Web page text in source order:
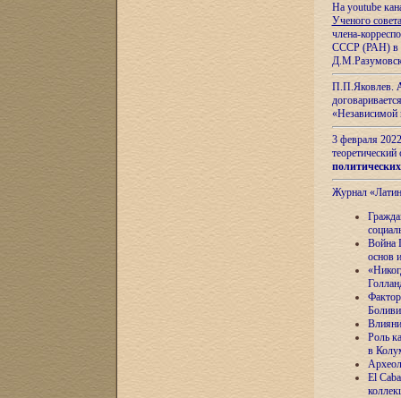
На youtube
Ученого
члена-
СССР (РАН) в
П.П.Яковлев.
«Независимой
3 февраля
теоретический
Журнал
Война
основ
Роль
в
El